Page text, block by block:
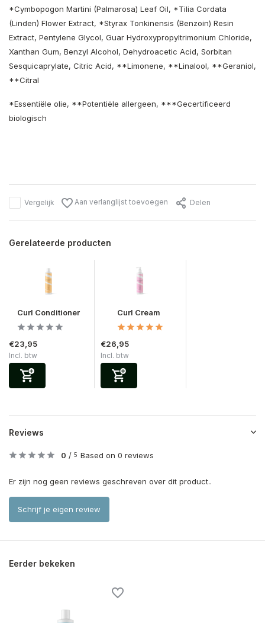
*Cymbopogon Martini (Palmarosa) Leaf Oil, *Tilia Cordata
(Linden) Flower Extract, *Styrax Tonkinensis (Benzoin) Resin
Extract, Pentylene Glycol, Guar Hydroxypropyltrimonium Chloride,
Xanthan Gum, Benzyl Alcohol, Dehydroacetic Acid, Sorbitan
Sesquicaprylate, Citric Acid, **Limonene, **Linalool, **Geraniol,
**Citral
*Essentiële olie, **Potentiële allergeen, ***Gecertificeerd
biologisch
Vergelijk Aan verlanglijst toevoegen Delen
Gerelateerde producten
Curl Conditioner
€23,95
Incl. btw
Curl Cream
€26,95
Incl. btw
Reviews
0 / 5 Based on 0 reviews
Er zijn nog geen reviews geschreven over dit product..
Schrijf je eigen review
Eerder bekeken